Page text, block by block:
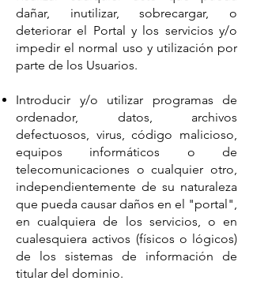
dañar, inutilizar, sobrecargar, o
deteriorar el Portal y los servicios y/o
impedir el normal uso y utilización por
parte de los Usuarios.
Introducir y/o utilizar programas de
ordenador, datos, archivos
defectuosos, virus, código malicioso,
equipos informáticos o de
telecomunicaciones o cualquier otro,
independientemente de su naturaleza
que pueda causar daños en el "portal",
en cualquiera de los servicios, o en
cualesquiera activos (físicos o lógicos)
de los sistemas de información de
titular del dominio.